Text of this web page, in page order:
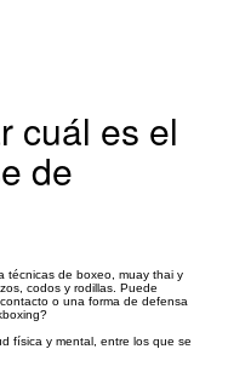
cuál es el
de
técnicas de boxeo, muay thai y
codos y rodillas. Puede
o una forma de defensa
física y mental, entre los que se